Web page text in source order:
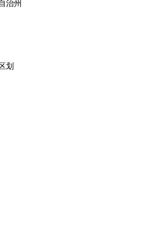
治州
划